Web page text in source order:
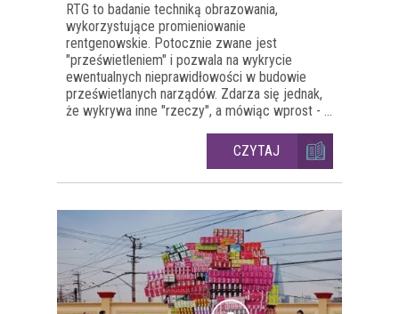
RTG to badanie techniką obrazowania,
wykorzystujące promieniowanie
rentgenowskie. Potocznie zwane jest
"prześwietleniem" i pozwala na wykrycie
ewentualnych nieprawidłowości w budowie
prześwietlanych narządów. Zdarza się jednak,
że wykrywa inne "rzeczy", a mówiąc wprost - ...
CZYTAJ